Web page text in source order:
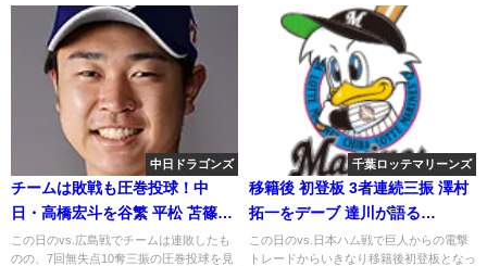
中日ドラゴンズ
チームは敗戦も圧巻投球！中
日・高橋宏斗を谷繁 平松 苫篠が
語る
この日のvs.広島戦でチームは連敗したも
のの、7回無失点10奪三振の圧巻投球を見
千葉ロッテマリーンズ
移籍後 初登板 3者連続三振 澤村
拓一をデーブ 達川が語る
2020.9.8
この日のvs.日本ハム戦で巨人からの電撃
トレードからいきなり移籍後初登板となっ